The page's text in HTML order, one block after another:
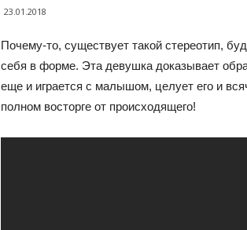
23.01.2018
Почему-то, существует такой стереотип,
себя в форме. Эта девушка доказывает
еще и играется с малышом, целует его и
полном восторге от происходящего!